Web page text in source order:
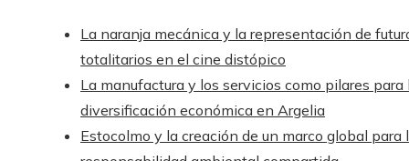
La naranja mecánica y la representación de
totalitarios en el cine distópico
La manufactura y los servicios como pilares para
diversificación económica en Argelia
Estocolmo y la creación de un marco global para